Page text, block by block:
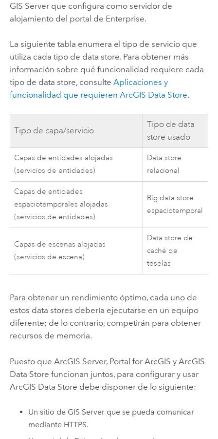
GIS Serverque configura como servidor de
alojamiento del portal de Enterprise.
La siguiente tabla enumera el tipo de servicio que
utiliza cada tipo de data store. Para obtener más
información sobre qué funcionalidad requiere cada
tipo de data store, consulte Aplicaciones y
funcionalidad que requieren ArcGIS Data Store.
Tipo de capa/servicio
Tipo de data
store usado
Capas de entidades alojadas
(servicios de entidades)
Data store
relacional
Capas de entidades
espaciotemporales alojadas
(servicios de entidades)
Big data store
espaciotemporal
Capas de escenas alojadas
(servicios de escena)
Data store de
caché de
teselas
Para obtener un rendimiento óptimo, cada uno de
estos data stores debería ejecutarse en un equipo
diferente; de lo contrario, competirán para obtener
recursos de memoria.
Puesto que ArcGIS Server, Portal for ArcGIS y ArcGIS
Data Store funcionan juntos, para configurar y usar
ArcGIS Data Store debe disponer de lo siguiente:
Un sitio de GIS Server que se pueda comunicar
mediante HTTPS.